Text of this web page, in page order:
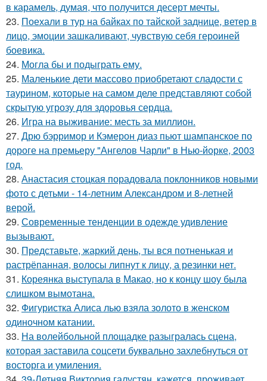
в карамель, думая, что получится десерт мечты.
23. Поехали в тур на байках по тайской заднице, ветер в
лицо, эмоции зашкаливают, чувствую себя героиней
боевика.
24. Могла бы и подыграть ему.
25. Маленькие дети массово приобретают сладости с
таурином, которые на самом деле представляют собой
скрытую угрозу для здоровья сердца.
26. Игра на выживание: месть за миллион.
27. Дрю бэрримор и Кэмерон диаз пьют шампанское по
дороге на премьеру "Ангелов Чарли" в Нью-йорке, 2003
год.
28. Анастасия стоцкая порадовала поклонников новыми
фото с детьми - 14-летним Александром и 8-летней
верой.
29. Современные тенденции в одежде удивление
вызывают.
30. Представьте, жаркий день, ты вся потненькая и
растрёпанная, волосы липнут к лицу, а резинки нет.
31. Кореянка выступала в Макао, но к концу шоу была
слишком вымотана.
32. Фигуристка Алиса лью взяла золото в женском
одиночном катании.
33. На волейбольной площадке разыгралась сцена,
которая заставила соцсети буквально захлебнуться от
восторга и умиления.